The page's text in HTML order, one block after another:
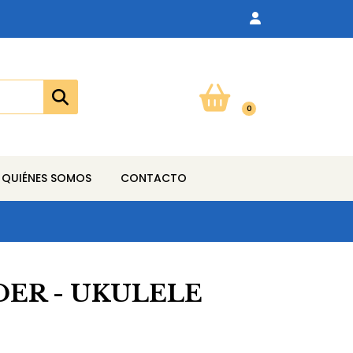
0
QUIÉNES SOMOS CONTACTO
- UKULELE